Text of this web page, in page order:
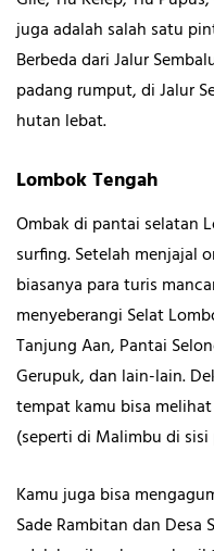
juga adalah salah satu
Berbeda dari Jalur
padang rumput, di Jalur
hutan lebat.
Lombok Tengah
Ombak di pantai selatan
surfing. Setelah menjajal
biasanya para turis
menyeberangi Selat
Tanjung Aan, Pantai
Gerupuk, dan lain-lain.
tempat kamu bisa
(seperti di Malimbu di
Kamu juga bisa
Sade Rambitan dan Desa